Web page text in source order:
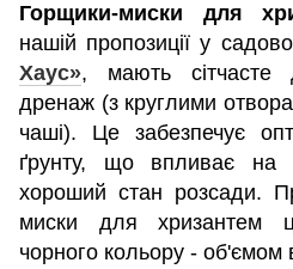
Горщики-миски для
нашій пропозиції у
Хаус», мають сітчасте
дренаж (з круглими
чаші). Це забезпечує
ґрунту, що впливає на
хороший стан розсади.
миски для хризантем
чорного кольору - об'ємом